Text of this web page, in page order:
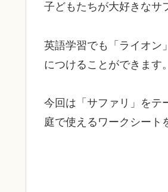
子どもたちが大好きなサ
英語学習でも「ライオン
につけることができます。
今回は「サファリ」をテ
庭で使えるワークシート